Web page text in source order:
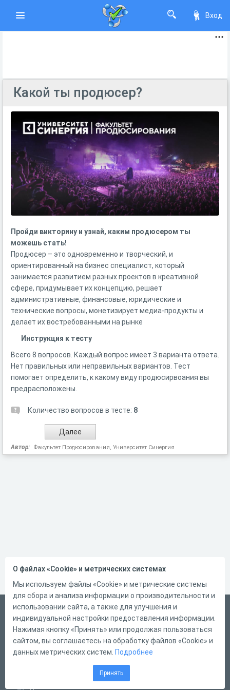
Вход
Какой ты продюсер?
Пройди викторину и узнай, каким продюсером ты
можешь стать!
Продюсер – это одновременно и творческий, и
ориентированный на бизнес специалист, который
занимается развитием разных проектов в креативной
сфере, придумывает их концепцию, решает
административные, финансовые, юридические и
технические вопросы, монетизирует медиа-продукты и
делает их востребованными на рынке
Инструкция к тесту
Всего 8 вопросов. Каждый вопрос имеет 3 варианта ответа.
Нет правильных или неправильных вариантов. Тест
помогает определить, к какому виду продюсирвоания вы
предрасположены.
Количество вопросов в тесте: 8
Автор: Факультет Продюсирования, Университет Синергия
Русский
Справка
Форма обратной связи
О файлах «Cookie» и метрических системах
Мы используем файлы «Cookie» и метрические системы
для сбора и анализа информации о производительности и
использовании сайта, а также для улучшения и
индивидуальной настройки предоставления информации.
Нажимая кнопку «Принять» или продолжая пользоваться
сайтом, вы соглашаетесь на обработку файлов «Cookie» и
данных метрических систем. Подробнее
Принять